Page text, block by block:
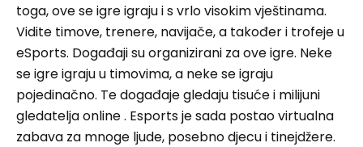
toga, ove se igre igraju i s vrlo visokim vještinama.
Vidite timove, trenere, navijače, a također i trofeje u
eSports. Događaji su organizirani za ove igre. Neke
se igre igraju u timovima, a neke se igraju
pojedinačno. Te događaje gledaju tisuće i milijuni
gledatelja online . Esports je sada postao virtualna
zabava za mnoge ljude, posebno djecu i tinejdžere.